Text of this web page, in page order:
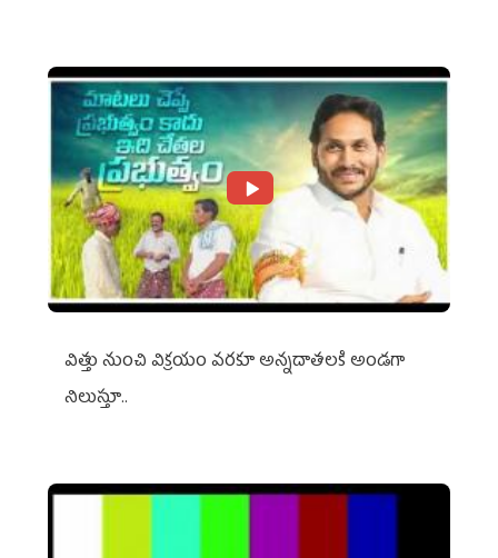
విత్తు నుంచి విక్రయం వరకూ అన్నదాతలకి అండగా
నిలుస్తూ..